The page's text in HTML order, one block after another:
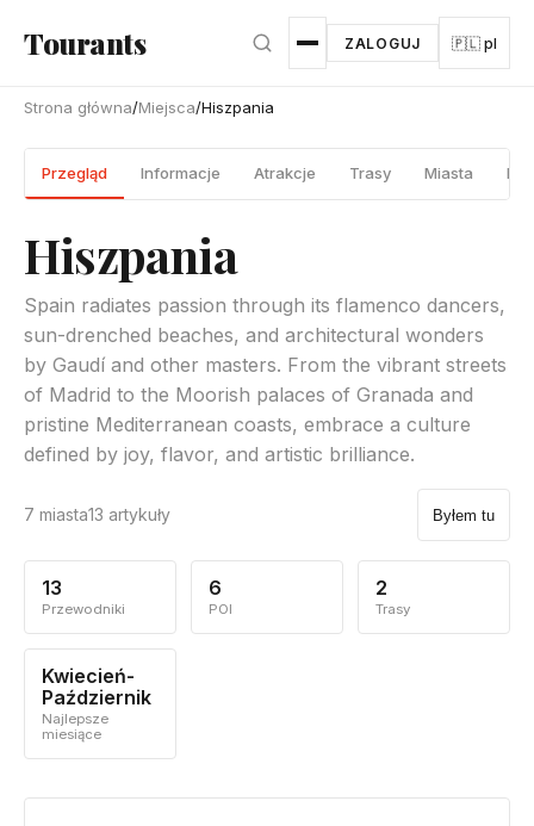
Tourants ZALOGUJ 🇵🇱 pl
Strona główna/Miejsca/Hiszpania
Przegląd Informacje Atrakcje Trasy Miasta
Hiszpania
Spain radiates passion through its flamenco dancers,
sun-drenched beaches, and architectural wonders
by Gaudí and other masters. From the vibrant streets
of Madrid to the Moorish palaces of Granada and
pristine Mediterranean coasts, embrace a culture
defined by joy, flavor, and artistic brilliance.
7 miasta13 artykuły Byłem tu
13
Przewodniki
6
POI
2
Trasy
Kwiecień-
Październik
Najlepsze
miesiące